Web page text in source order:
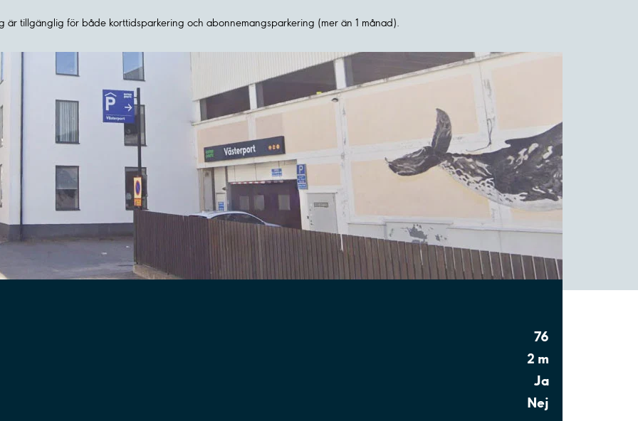
är tillgänglig för både korttidsparkering och abonnemangsparkering (mer än 1 månad).
76
2 m
Ja
Nej